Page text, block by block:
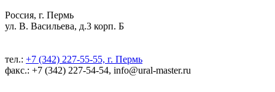
Россия, г. Пермь
ул. В. Васильева, д.3 корп. Б
тел.: +7 (342) 227-55-55, г. Пермь
факс.: +7 (342) 227-54-54, info@ural-master.ru